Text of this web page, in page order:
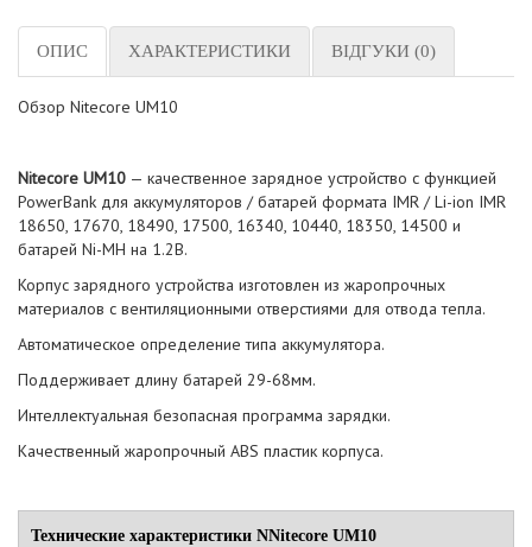
ОПИС ХАРАКТЕРИСТИКИ ВІДГУКИ (0)
Обзор Nitecore UM10
Nitecore UM10 — качественное зарядное устройство с функцией
PowerBank для аккумуляторов / батарей формата IMR / Li-ion IMR
18650, 17670, 18490, 17500, 16340, 10440, 18350, 14500 и
батарей Ni-MH на 1.2В.
Корпус зарядного устройства изготовлен из жаропрочных
материалов с вентиляционными отверстиями для отвода тепла.
Автоматическое определение типа аккумулятора.
Поддерживает длину батарей 29-68мм.
Интеллектуальная безопасная программа зарядки.
Качественный жаропрочный ABS пластик корпуса.
Технические характеристики NNitecore UM10